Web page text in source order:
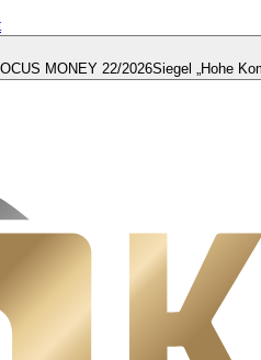
MONEY 22/2026Siegel „Hohe